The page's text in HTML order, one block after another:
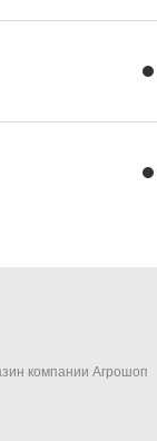
компании Агрошоп